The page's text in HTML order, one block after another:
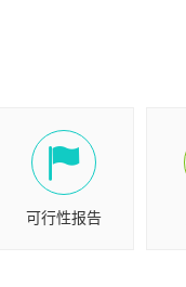
可行性报告